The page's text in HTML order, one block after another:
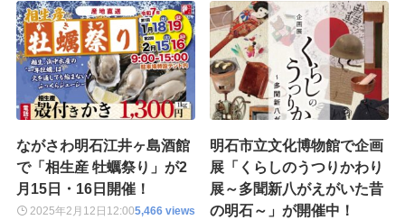
ながさわ明石江井ヶ島酒館
で「相生産 牡蠣祭り」が2
月15日・16日開催！
2025年2月12日 12:005,466 views
明石市立文化博物館で企画
展「くらしのうつりかわり
展～多聞新八がえがいた昔
の明石～」が開催中！